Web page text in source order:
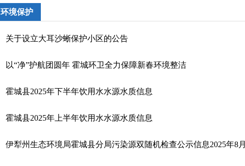
环境保护
关于设立大耳沙蜥保护小区的公告
以“净”护航团圆年 霍城环卫全力保障新春环境整洁
霍城县2025年下半年饮用水水源水质信息
霍城县2025年上半年饮用水水源水质信息
伊犁州生态环境局霍城县分局污染源双随机检查公示信息2025年8月